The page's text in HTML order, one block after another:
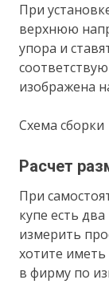
При
верхнюю
упора и
изображена
Схема сборки
Расчет
При
купе есть
измерить
хотите
в фирму по